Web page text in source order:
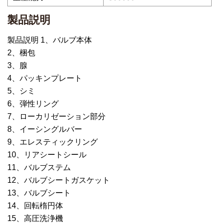
製品説明
製品説明 1、バルブ本体
2、梱包
3、腺
4、パッキンプレート
5、シミ
6、弾性リング
7、ローカリゼーション部分
8、イーシングルバー
9、エレスティックリング
10、リアシートシール
11、バルブステム
12、バルブシートガスケット
13、バルブシート
14、回転楕円体
15、高圧洗浄機